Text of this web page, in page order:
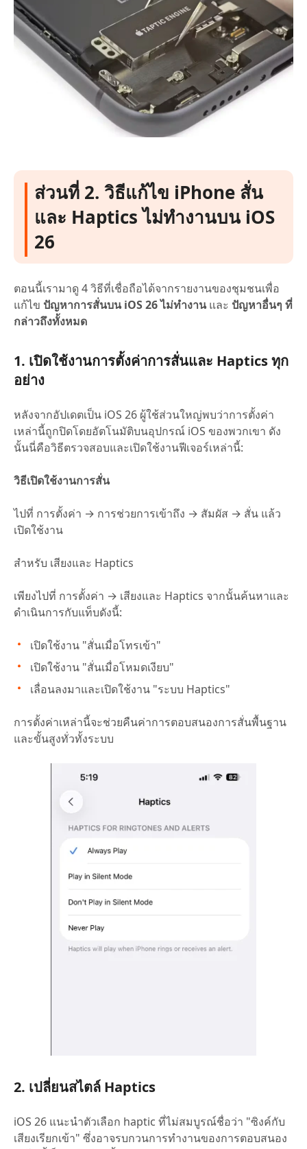
ส่วนที่ 2. วิธีแก้ไข iPhone สั่น
และ Haptics ไม่ทำงานบน iOS
26
ตอนนี้เรามาดู 4 วิธีที่เชื่อถือได้จากรายงานของชุมชนเพื่อ
แก้ไข ปัญหาการสั่นบน iOS 26 ไม่ทำงานและ ปัญหาอื่นๆ ที่
กล่าวถึงทั้งหมด
1. เปิดใช้งานการตั้งค่าการสั่นและ Haptics ทุก
อย่าง
หลังจากอัปเดตเป็น iOS 26 ผู้ใช้ส่วนใหญ่พบว่าการตั้งค่า
เหล่านี้ถูกปิดโดยอัตโนมัติบนอุปกรณ์ iOS ของพวกเขา ดัง
นั้นนี่คือวิธีตรวจสอบและเปิดใช้งานฟีเจอร์เหล่านี้:
วิธีเปิดใช้งานการสั่น
ไปที่ การตั้งค่า → การช่วยการเข้าถึง → สัมผัส → สั่น แล้ว
เปิดใช้งาน
สำหรับ เสียงและ Haptics
เพียงไปที่ การตั้งค่า → เสียงและ Haptics จากนั้นค้นหาและ
ดำเนินการกับแท็บดังนี้:
เปิดใช้งาน "สั่นเมื่อโทรเข้า"
เปิดใช้งาน "สั่นเมื่อโหมดเงียบ"
เลื่อนลงมาและเปิดใช้งาน "ระบบ Haptics"
การตั้งค่าเหล่านี้จะช่วยคืนค่าการตอบสนองการสั่นพื้นฐาน
และขั้นสูงทั่วทั้งระบบ
2. เปลี่ยนสไตล์ Haptics
iOS 26 แนะนำตัวเลือก haptic ที่ไม่สมบูรณ์ชื่อว่า "ซิงค์กับ
เสียงเรียกเข้า" ซึ่งอาจรบกวนการทำงานของการตอบสนอง